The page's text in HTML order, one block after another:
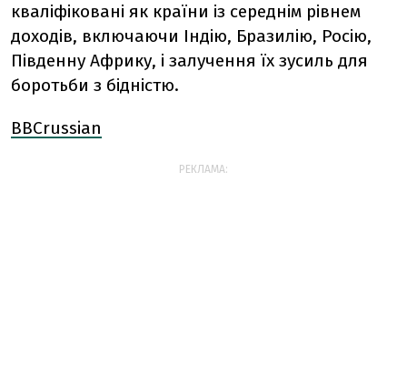
кваліфіковані як країни із середнім рівнем
доходів, включаючи Індію, Бразилію, Росію,
Південну Африку, і залучення їх зусиль для
боротьби з бідністю.
BBCrussian
РЕКЛАМА: